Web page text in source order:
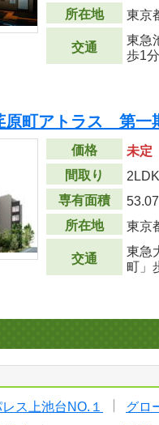
所在地
東京
交通
東急
歩1分
原町アトラス 第一
価格
未定
間取り
専有面積
所在地
東京
交通
東急
町」
ス上池台NO.１
グロ